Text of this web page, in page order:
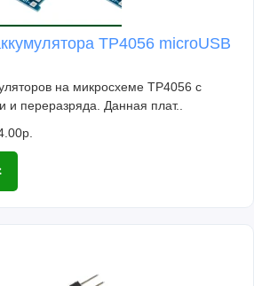
TP4056 microUSB
на микросхеме TP4056 с
и переразряда. Данная плат..